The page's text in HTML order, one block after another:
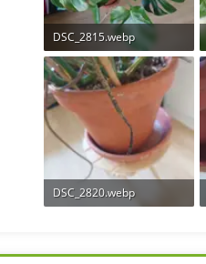
DSC_2815.webp
204,8 KB · Aufrufe: 179
DSC_2820.webp